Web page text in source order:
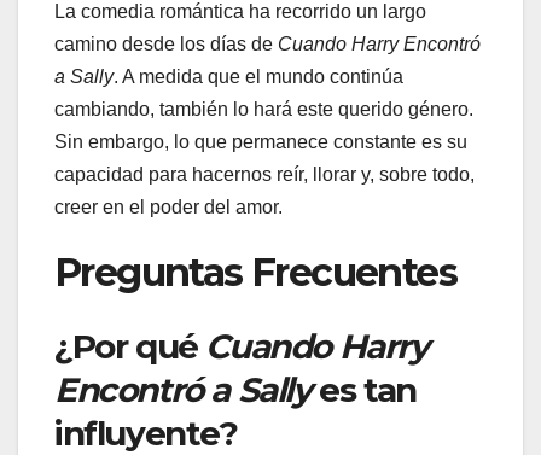
La comedia romántica ha recorrido un largo
camino desde los días de Cuando Harry Encontró
a Sally. A medida que el mundo continúa
cambiando, también lo hará este querido género.
Sin embargo, lo que permanece constante es su
capacidad para hacernos reír, llorar y, sobre todo,
creer en el poder del amor.
Preguntas Frecuentes
¿Por qué Cuando Harry
Encontró a Sallyes tan
influyente?